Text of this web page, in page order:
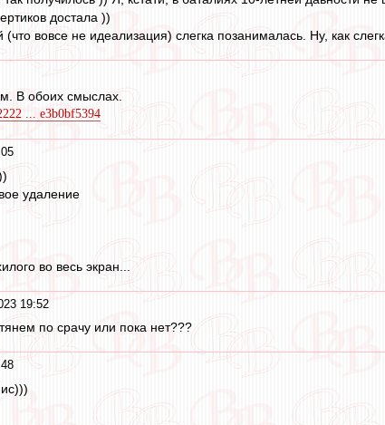
достала ))
вовсе не идеализация) слегка позанималась. Ну, как
В обоих смыслах.
... e3b0bf5394
удаление
во весь экран...
19:52
по срачу или пока нет???